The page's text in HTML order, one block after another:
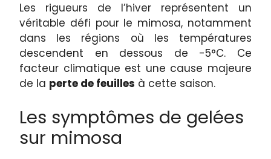
Les rigueurs de l’hiver représentent un
véritable défi pour le mimosa, notamment
dans les régions où les températures
descendent en dessous de -5°C. Ce
facteur climatique est une cause majeure
de la perte de feuilles à cette saison.
Les symptômes de gelées
sur mimosa